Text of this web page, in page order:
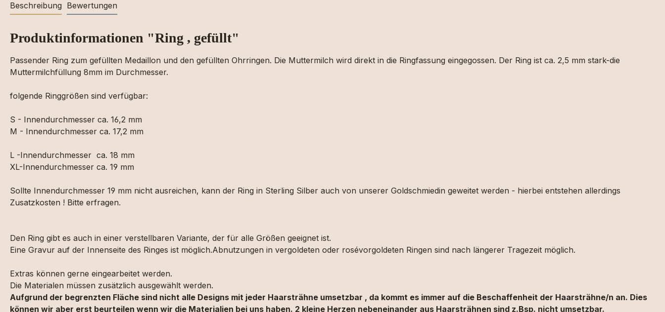
Beschreibung Bewertungen
Produktinformationen "Ring , gefüllt"
Passender Ring zum gefüllten Medaillon und den gefüllten Ohrringen. Die Muttermilch wird direkt in die Ringfassung eingegossen. Der Ring ist ca. 2,5 mm stark-die
Muttermilchfüllung 8mm im Durchmesser.
folgende Ringgrößen sind verfügbar:
S - Innendurchmesser ca. 16,2 mm
M - Innendurchmesser ca. 17,2 mm
L -Innendurchmesser ca. 18 mm
XL-Innendurchmesser ca. 19 mm
Sollte Innendurchmesser 19 mm nicht ausreichen, kann der Ring in Sterling Silber auch von unserer Goldschmiedin geweitet werden - hierbei entstehen allerdings
Zusatzkosten ! Bitte erfragen.
Den Ring gibt es auch in einer verstellbaren Variante, der für alle Größen geeignet ist.
Eine Gravur auf der Innenseite des Ringes ist möglich.Abnutzungen in vergoldeten oder rosévorgoldeten Ringen sind nach längerer Tragezeit möglich.
Extras können gerne eingearbeitet werden.
Die Materialen müssen zusätzlich ausgewählt werden.
Aufgrund der begrenzten Fläche sind nicht alle Designs mit jeder Haarsträhne umsetzbar , da kommt es immer auf die Beschaffenheit der Haarsträhne/n an. Dies
können wir aber erst beurteilen wenn wir die Materialien bei uns haben. 2 kleine Herzen nebeneinander aus Haarsträhnen sind z.Bsp. nicht umsetzbar.